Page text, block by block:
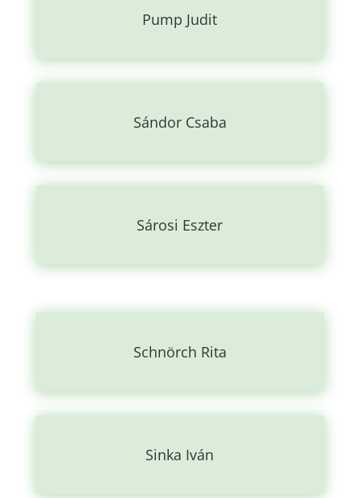
Pump Judit
Sándor Csaba
Sárosi Eszter
Schnörch Rita
Sinka Iván